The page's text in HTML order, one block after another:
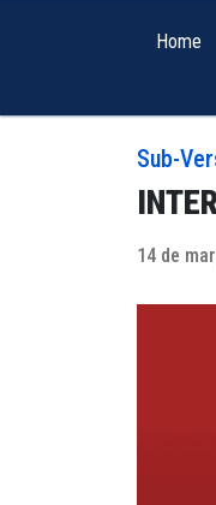
Home
Sub-
14 de